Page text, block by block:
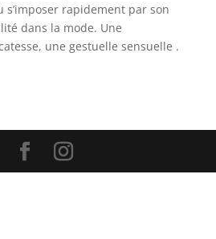
s’imposer rapidement par son
dans la mode. Une
une gestuelle sensuelle .